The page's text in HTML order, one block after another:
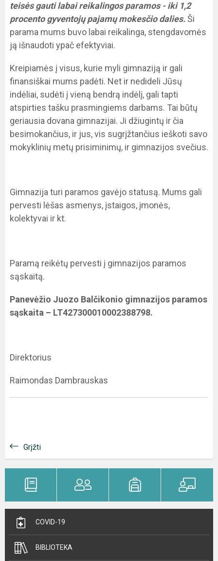
teisės gauti labai reikalingos paramos - iki 1,2
procento gyventojų pajamų mokesčio dalies.Ši
parama mums buvo labai reikalinga, stengdavomės
ją išnaudoti ypač efektyviai.
Kreipiamės į visus, kurie myli gimnaziją ir gali
finansiškai mums padėti. Net ir nedideli Jūsų
indėliai, sudėti į vieną bendrą indėlį, gali tapti
atspirties tašku prasmingiems darbams. Tai būtų
geriausia dovana gimnazijai. Ji džiugintų ir čia
besimokančius, ir jus, vis sugrįžtančius ieškoti savo
mokyklinių metų prisiminimų, ir gimnazijos svečius.
Gimnazija turi paramos gavėjo statusą. Mums gali
pervesti lėšas asmenys, įstaigos, įmonės,
kolektyvai ir kt.
Paramą reikėtų pervesti į gimnazijos paramos
sąskaitą.
Panevėžio Juozo Balčikonio gimnazijos paramos
sąskaita – LT427300010002388798.
Direktorius
Raimondas Dambrauskas
Grįžti
COVID-19
BIBLIOTEKA